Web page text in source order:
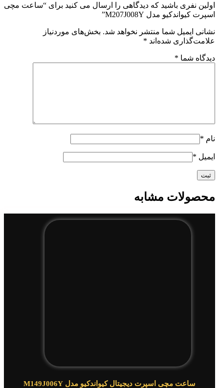
اولین نفری باشید که دیدگاهی را ارسال می کنید برای “ساعت مچی
اسپرت کیواندکیو مدل M207J008Y”
نشانی ایمیل شما منتشر نخواهد شد. بخش‌های موردنیاز
علامت‌گذاری شده‌اند *
دیدگاه شما *
نام *
ایمیل *
محصولات مشابه
ساعت مچی اسپرت دیجیتال کیواندکیو مدل M149J006Y